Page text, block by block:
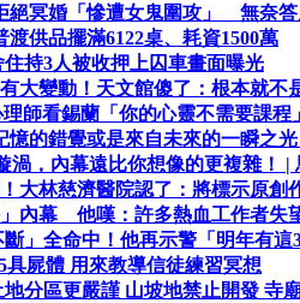
絕冥婚「慘遭女鬼圍攻」 無奈
供品擺滿6122桌、耗資1500萬
持3人被收押上囚車畫面曝光
大變動！天文館傻了：根本就不
師看錫蘭「你的心靈不需要課程」
的錯覺或是來自未來的一瞬之光
，內幕遠比你想像的更複雜！ |
大林慈濟醫院認了：將標示原創
內幕 他嘆：許多熱血工作者失
」全命中！他再示警「明年有這3
屍體 用來教導信徒練習冥想
分區更嚴謹 山坡地禁止開發 寺